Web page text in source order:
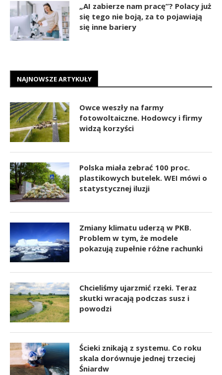
„AI zabierze nam pracę”? Polacy już
się tego nie boją, za to pojawiają
się inne bariery
NAJNOWSZE ARTYKUŁY
Owce weszły na farmy
fotowoltaiczne. Hodowcy i firmy
widzą korzyści
Polska miała zebrać 100 proc.
plastikowych butelek. WEI mówi o
statystycznej iluzji
Zmiany klimatu uderzą w PKB.
Problem w tym, że modele
pokazują zupełnie różne rachunki
Chcieliśmy ujarzmić rzeki. Teraz
skutki wracają podczas susz i
powodzi
Ścieki znikają z systemu. Co roku
skala dorównuje jednej trzeciej
Śniardw